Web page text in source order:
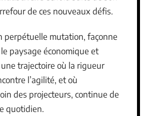
de ces nouveaux défis.
perpétuelle mutation, façonne
paysage économique et
une trajectoire où la rigueur
l’agilité, et où
des projecteurs, continue de
quotidien.